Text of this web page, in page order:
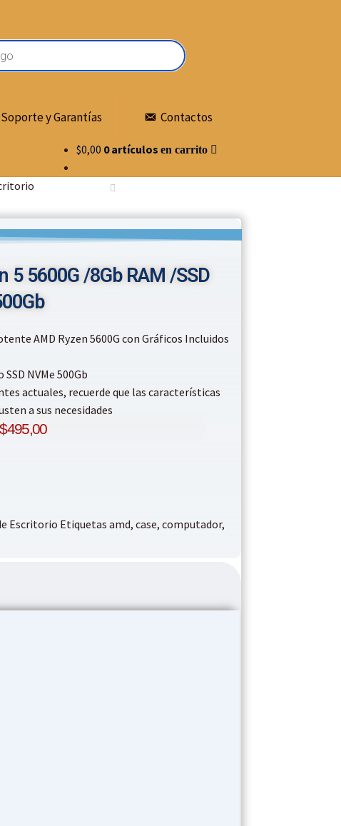
Soporte y Garantías Contactos
$0,00 0 artículos
5 5600G /8Gb RAM /SSD
AMD Ryzen 5600G con Gráficos Incluidos
NVMe 500Gb
actuales, recuerde que las características
a sus necesidades
$495,00
Escritorio Etiquetas amd, case, computador,